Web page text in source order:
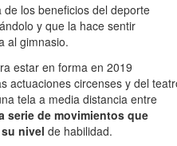
los beneficios del deporte
y que la hace sentir
al gimnasio.
actuaciones circenses y del
tela a media distancia entre
serie de movimientos que
nivel de habilidad.